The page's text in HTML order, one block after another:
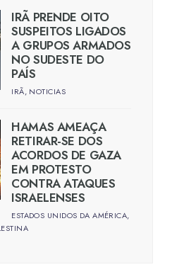
IRÃ PRENDE OITO
SUSPEITOS LIGADOS
A GRUPOS ARMADOS
NO SUDESTE DO
PAÍS
IRÃ, NOTICIAS
HAMAS AMEAÇA
RETIRAR-SE DOS
ACORDOS DE GAZA
EM PROTESTO
CONTRA ATAQUES
ISRAELENSES
ESTADOS UNIDOS DA AMÉRICA,